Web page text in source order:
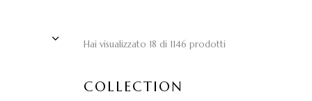
Hai visualizzato 18 di 1146 prodotti
COLLECTION